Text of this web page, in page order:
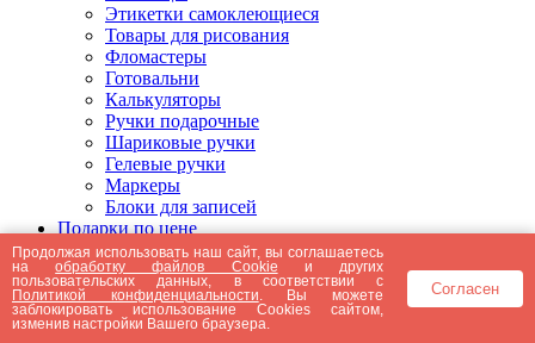
Этикетки самоклеющиеся
Товары для рисования
Фломастеры
Готовальни
Калькуляторы
Ручки подарочные
Шариковые ручки
Гелевые ручки
Маркеры
Блоки для записей
Подарки по цене
Подарки от 5000 рублей
Подарки до 5000 рублей
Подарки до 3000 рублей
Подарки до 2000 рублей
Подарки до 1000 рублей
Продолжая использовать наш сайт, вы соглашаетесь
наобработку файлов Cookie и других
пользовательских данных, в соответствии с
Политикой конфиденциальности . Вы можете
заблокировать использование Cookies сайтом,
изменив настройки Вашего браузера.
Согласен